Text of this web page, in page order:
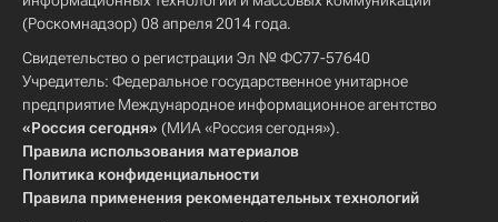
(Роскомнадзор) 08 апреля 2014 года.
Свидетельство о регистрации Эл № ФС77-57640
Учредитель: Федеральное государственное унитарное
предприятие Международное информационное агентство
«Россия сегодня» (МИА «Россия сегодня»).
Правила использования материалов
Политика конфиденциальности
Правила применения рекомендательных технологий